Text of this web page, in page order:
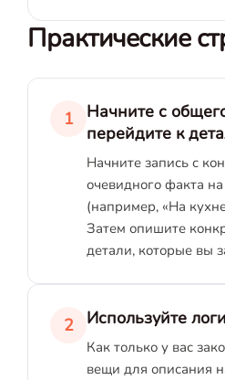
Практические
1
Начните с
перейдите к
Начните запись с
очевидного факта
(например, «На
Затем опишите
детали, которые вы
2 Используйте
Как только у вас
вещи для описания